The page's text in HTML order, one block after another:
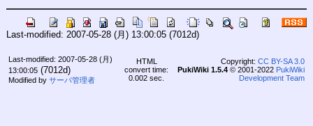
Last-modified: 2007-05-28 (月) 13:00:05(7012d)
Last-modified: 2007-05-28 (月)
13:00:05(7012d)
Modified by サーバ管理者
HTML
convert time:
0.002 sec.
Copyright: CC BY-SA 3.0
PukiWiki 1.5.4© 2001-2022 PukiWiki
Development Team